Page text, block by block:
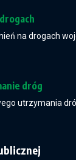
na drogach
dróg
utrzymania